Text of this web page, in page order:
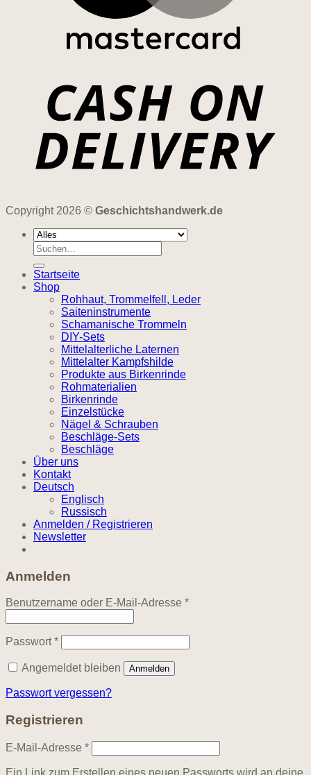
Copyright 2026 © Geschichtshandwerk.de
Suchen
nach:
Startseite
Shop
Rohhaut, Trommelfell, Leder
Saiteninstrumente
Schamanische Trommeln
DIY-Sets
Mittelalterliche Laternen
Mittelalter Kampfshilde
Produkte aus Birkenrinde
Rohmaterialien
Birkenrinde
Einzelstücke
Nägel & Schrauben
Beschläge-Sets
Beschläge
Über uns
Kontakt
Deutsch
Englisch
Russisch
Anmelden / Registrieren
Newsletter
Anmelden
Benutzername oder E-Mail-Adresse *Erforderlich
Passwort*Erforderlich
Angemeldet bleiben Anmelden
Passwort vergessen?
Registrieren
E-Mail-Adresse *Erforderlich
Ein Link zum Erstellen eines neuen Passworts wird an deine